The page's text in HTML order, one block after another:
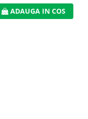
ADAUGA IN COS